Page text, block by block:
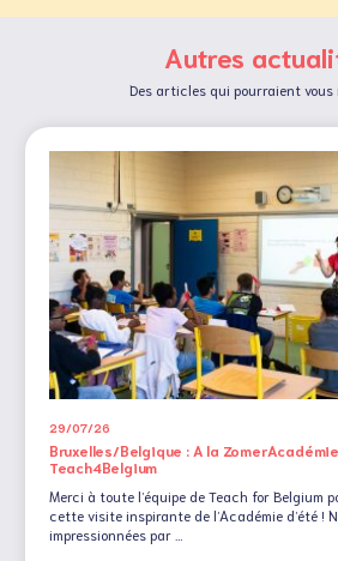
Autres
Des articles qui pourraient vous
29/07/26
Bruxelles/Belgique : A la
Teach4Belgium
Merci à toute l’équipe de Teach for Belgium
cette visite inspirante de l’Académie d’été !
impressionnées par …